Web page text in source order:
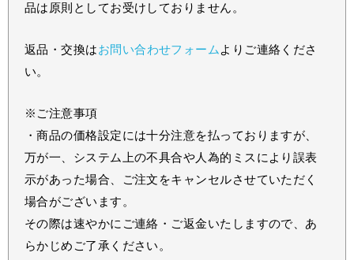
品は原則としてお受けしておりません。
返品・交換はお問い合わせフォーム よりご連絡くださ
い。
※ご注意事項
・商品の価格設定には十分注意を払っておりますが、
万が一、システム上の不具合や人為的ミスにより誤表
示があった場合、ご注文をキャンセルさせていただく
場合がございます。
その際は速やかにご連絡・ご返金いたしますので、あ
らかじめご了承ください。